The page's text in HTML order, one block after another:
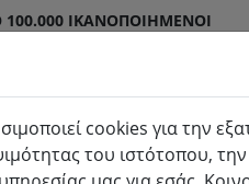
ΙΚΑΝΟΠΟΙΗΜΈΝΟΙ
& εξωτερικού
cookies για την
του ιστότοπου,